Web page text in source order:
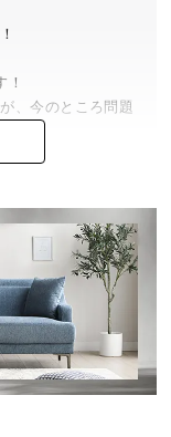
、今のところ問題
2024/09/11
た目も可愛く、汚れ